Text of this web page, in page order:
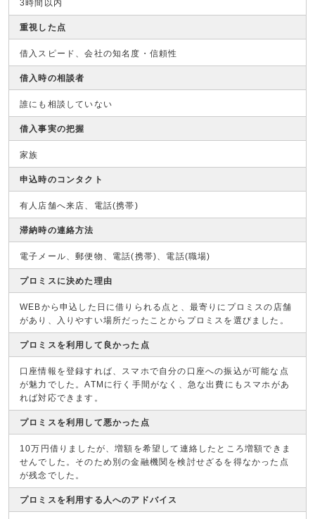
3時間以内
重視した点
借入スピード、会社の知名度・信頼性
借入時の相談者
誰にも相談していない
借入事実の把握
家族
申込時のコンタクト
有人店舗へ来店、電話(携帯)
滞納時の連絡方法
電子メール、郵便物、電話(携帯)、電話(職場)
プロミスに決めた理由
WEBから申込した日に借りられる点と、最寄りにプロミスの店舗
があり、入りやすい場所だったことからプロミスを選びました。
プロミスを利用して良かった点
口座情報を登録すれば、スマホで自分の口座への振込が可能な点
が魅力でした。ATMに行く手間がなく、急な出費にもスマホがあ
れば対応できます。
プロミスを利用して悪かった点
10万円借りましたが、増額を希望して連絡したところ増額できま
せんでした。そのため別の金融機関を検討せざるを得なかった点
が残念でした。
プロミスを利用する人へのアドバイス